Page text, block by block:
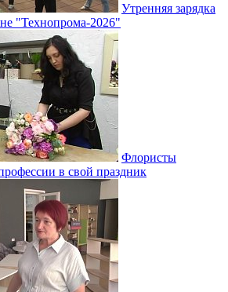
Утренняя зарядка
"Технопрома-2026"
Флористы
в свой праздник